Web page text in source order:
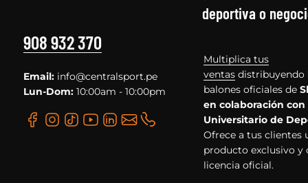
908 932 370
Email: info@centralsport.pe
Lun-Dom: 10:00am - 10:00pm
deportiva o
Multiplica tus
ventas distribuyendo
balones oficiales de
en colaboración con
Universitario de
Ofrece a tus clientes
producto exclusivo y
licencia oficial.